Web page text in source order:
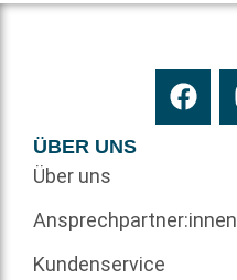
ÜBER UNS
Über uns
Ansprechpartner:innen
Kundenservice